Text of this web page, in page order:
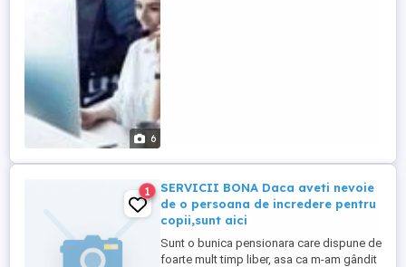
6
1
SERVICII BONA Daca aveti nevoie
de o persoana de incredere pentru
copii,sunt aici
Sunt o bunica pensionara care dispune de
foarte mult timp liber, asa ca m-am gândit